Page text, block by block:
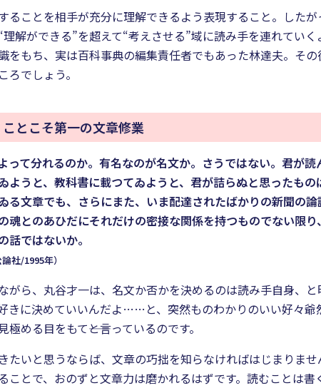
ることを相手が充分に理解できるよう表現すること。した
解ができる”を超えて“考えさせる”域に読み手を連れてい
をもち、実は百科事典の編集責任者でもあった林達夫。そ
でしょう。
とこそ第一の文章修業
って分れるのか。有名なのが名文か。さうではない。君が
ようと、教科書に載つてゐようと、君が詰らぬと思ったも
る文章でも、さらにまた、いま配達されたばかりの新聞の
魂とのあひだにそれだけの密接な関係を持つものでない限
話ではないか。
社/1995年）
がら、丸谷才一は、名文か否かを決めるのは読み手自身、
きに決めていいんだよ……と、突然ものわかりのいい好々
める目をもて――と言っているのです。
たいと思うならば、文章の巧拙を知らなければはじまりま
ことで、おのずと文章力は磨かれるはずです。読むことは書